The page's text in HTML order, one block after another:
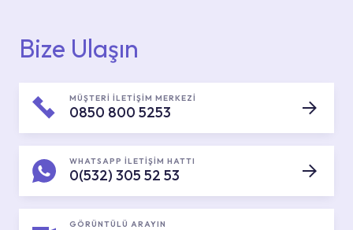
Bize Ulaşın
MÜŞTERİ İLETİŞİM MERKEZİ
0850 800 5253
WHATSAPP İLETİŞİM HATTI
0(532) 305 52 53
GÖRÜNTÜLÜ ARAYIN